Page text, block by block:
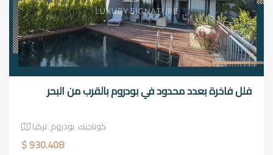
فلل فاخرة بعدد محدود في بودروم بالقرب من البحر
كوناجيك٬ بودروم٬ تركيا
$ 930.408